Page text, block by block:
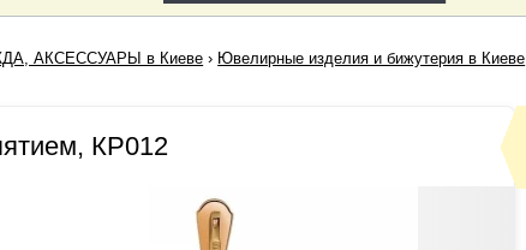
АКСЕССУАРЫ в Киеве › Ювелирные изделия и бижутерия в Киеве
КР012